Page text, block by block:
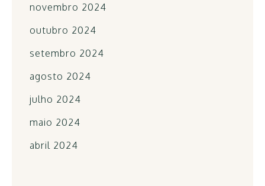
novembro 2024
outubro 2024
setembro 2024
agosto 2024
julho 2024
maio 2024
abril 2024